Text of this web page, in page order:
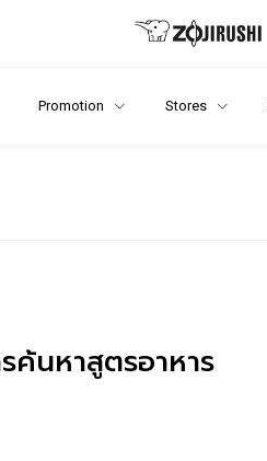
Promotion Stores
ค้นหาสูตรอาหาร